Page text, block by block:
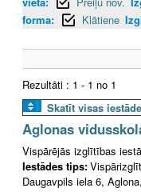
forma:
Klātiene
Rezultāti : 1 - 1 no 1
Skatīt visas
Aglonas
Vispārējās izglītības
Iestādes tips:
Daugavpils iela 6,